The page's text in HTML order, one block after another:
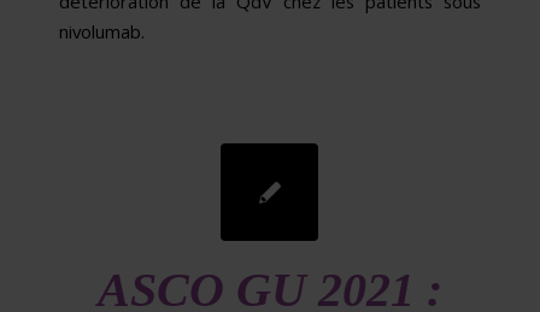
nivolumab.
ASCO GU 2021 :